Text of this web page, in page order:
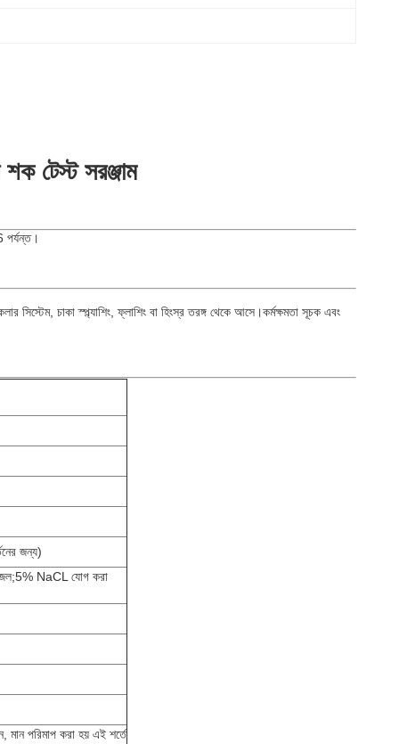
টেস্ট সরঞ্জাম
পর্যন্ত।
সিস্টেম, চাকা স্প্ল্যাশিং, ফ্লাশিং বা হিংস্র তরঙ্গ থেকে আসে।কর্মক্ষমতা সূচক এবং
জন্য)
জল;5% NaCL যোগ করা
পরিমাপ করা হয় এই শর্তে